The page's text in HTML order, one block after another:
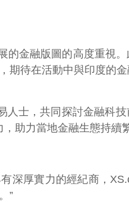
的金融版圖的高度重視
期待在活動中與印度的
人士，共同探討金融科
助力當地金融生態持續
深厚實力的經紀商，
”